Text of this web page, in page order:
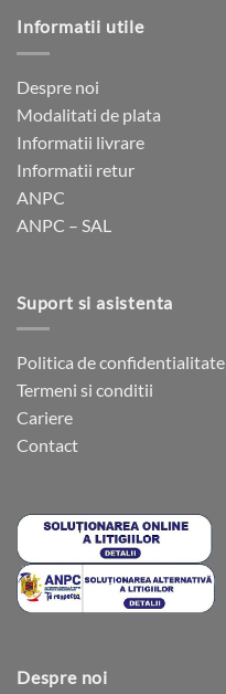
variații.
fi
alese
în
pagina
Informatii utile
Despre noi
Modalitati de plata
Informatii livrare
Informatii retur
ANPC
ANPC – SAL
Suport si asistenta
Politica de confidentialitate
Termeni si conditii
Cariere
Contact
Despre noi